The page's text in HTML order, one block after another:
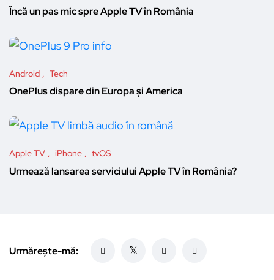
Încă un pas mic spre Apple TV în România
Android Tech
OnePlus dispare din Europa și America
Apple TV iPhone tvOS
Urmează lansarea serviciului Apple TV în România?
Urmărește-mă: